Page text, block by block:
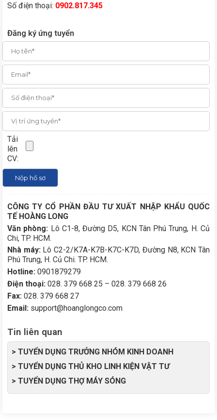
Số điện thoại: 0902.817.345
Đăng ký ứng tuyển
Tải
lên
CV:
CÔNG TY CỔ PHẦN ĐẦU TƯ XUẤT NHẬP KHẨU QUỐC
TẾ HOÀNG LONG
Văn phòng: Lô C1-8, Đường D5, KCN Tân Phú Trung, H. Củ
Chi, TP. HCM.
Nhà máy:Lô C2-2/K7A-K7B-K7C-K7D, Đường N8, KCN Tân
Phú Trung, H. Củ Chi. TP. HCM.
Hotline: 0901879279
Điện thoại: 028. 379 668 25 – 028. 379 668 26
Fax: 028. 379 668 27
Email: support@hoanglongco.com
Tin liên quan
> TUYỂN DỤNG TRƯỞNG NHÓM KINH DOANH
> TUYỂN DỤNG THỦ KHO LINH KIỆN VẬT TƯ
> TUYỂN DỤNG THỢ MÁY SÓNG